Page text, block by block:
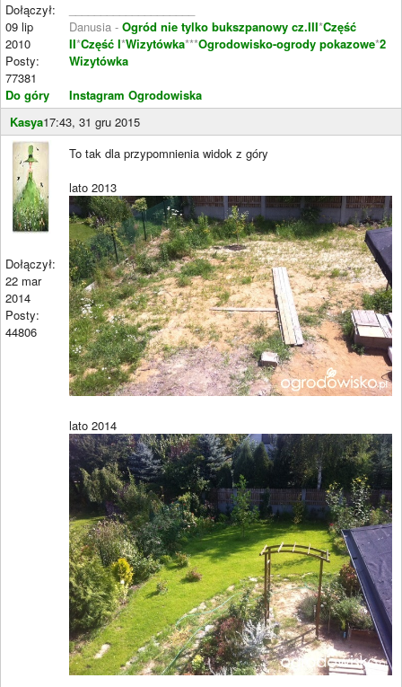
Dołączył:
09 lip
2010
Posty:
77381
Do góry
Danusia - Ogród nie tylko bukszpanowy cz.III*Część
II*Część I*Wizytówka***Ogrodowisko-ogrody pokazowe*2
Wizytówka
Instagram Ogrodowiska
Kasya17:43, 31 gru 2015
Dołączył:
22 mar
2014
Posty:
44806
To tak dla przypomnienia widok z góry
lato 2013
lato 2014